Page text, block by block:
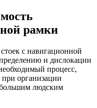
рамки
с навигационной
и дислокации
процесс,
организации
людским